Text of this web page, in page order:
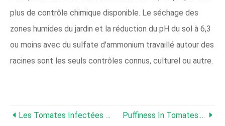
plus de contrôle chimique disponible. Le séchage des
zones humides du jardin et la réduction du pH du sol à 6,3
ou moins avec du sulfate d'ammonium travaillé autour des
racines sont les seuls contrôles connus, culturel ou autre.
Les Tomates Infectées Par La Brûlure Sont-Elles Comestibles ? Puffiness In Tomates:Pourquoi Les Tomates Sont Creuses À L'intérieur